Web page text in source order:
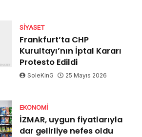
SIYASET
Frankfurt’ta CHP
Kurultayı’nın İptal Kararı
Protesto Edildi
SoleKinG 25 Mayıs 2026
EKONOMI
İZMAR, uygun fiyatlarıyla
dar gelirliye nefes oldu